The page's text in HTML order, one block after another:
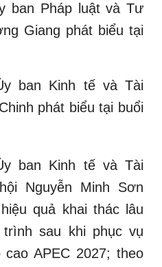
ban Pháp luật và Tư
Giang phát biểu tại
ban Kinh tế và Tài
phát biểu tại buổi
ban Kinh tế và Tài
Nguyễn Minh Sơn
quả khai thác lâu
sau khi phục vụ
APEC 2027; theo